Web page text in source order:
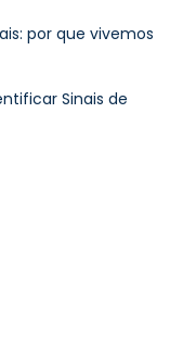
por que vivemos
Sinais de